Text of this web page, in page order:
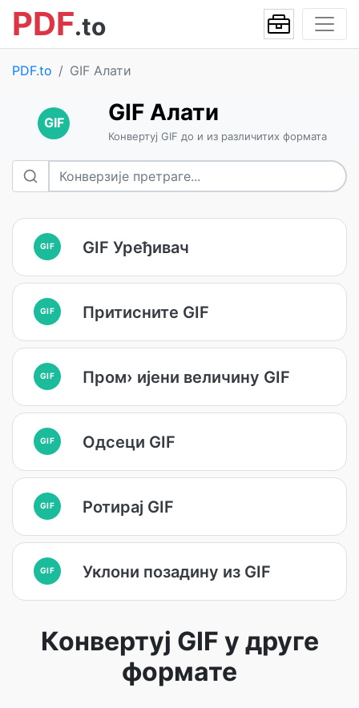
PDF.to
PDF.to GIF Алати
GIF GIF Алати
Конвертуј GIF до и из различитих формата
GIF GIF Уређивач
GIF Притисните GIF
GIF Пром› ијени величину GIF
GIF Одсеци GIF
GIF Ротирај GIF
GIF Уклони позадину из GIF
Конвертуј GIF у друге
формате